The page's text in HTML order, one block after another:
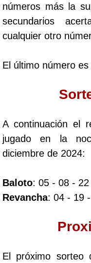
Caribeña Día
Caribeña
Chontico Día
Chontico
Culona día
Culona noche
Dorado
números más la
secundarios
cualquier otro
El último número
A continuación el
jugado en la
diciembre de 2024:
Baloto: 05 - 08 -
Revancha: 04 - 19
El próximo sorteo